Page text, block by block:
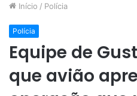
Início / Polícia
Polícia
Equipe de
que avião